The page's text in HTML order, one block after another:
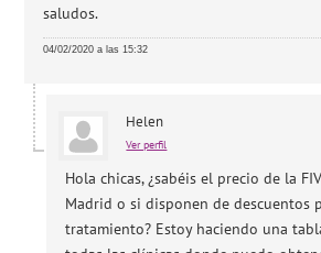
saludos.
04/02/2020 a las 15:32
Helen
Ver perfil
Hola chicas, ¿sabéis el precio de la
Madrid o si disponen de descuentos
tratamiento? Estoy haciendo una